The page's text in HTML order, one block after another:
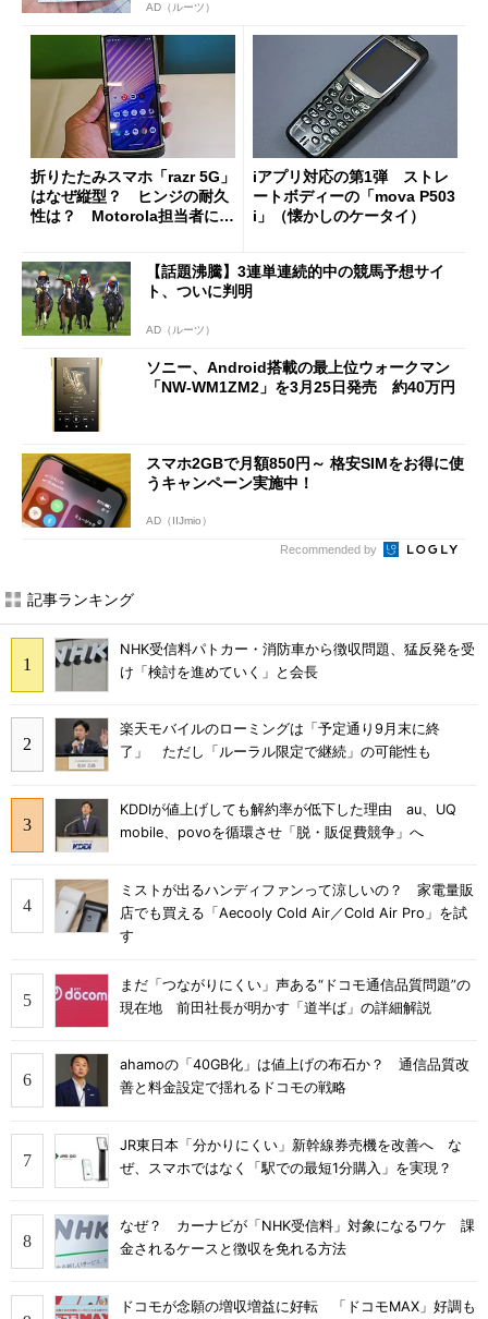
AD（ルーツ）
折りたたみスマホ「razr 5G」
はなぜ縦型？ ヒンジの耐久
性は？ Motorola担当者に聞
iアプリ対応の第1弾 ストレ
ートボディーの「mova P503
i」（懐かしのケータイ）
【話題沸騰】3連単連続的中の競馬予想サイ
ト、ついに判明
AD（ルーツ）
ソニー、Android搭載の最上位ウォークマン
「NW-WM1ZM2」を3月25日発売 約40万円
スマホ2GBで月額850円～ 格安SIMをお得に使
うキャンペーン実施中！
AD（IIJmio）
Recommended by
記事ランキング
NHK受信料パトカー・消防車から徴収問題、猛反発を受
け「検討を進めていく」と会長
楽天モバイルのローミングは「予定通り9月末に終
了」 ただし「ルーラル限定で継続」の可能性も
KDDIが値上げしても解約率が低下した理由 au、UQ
mobile、povoを循環させ「脱・販促費競争」へ
ミストが出るハンディファンって涼しいの？ 家電量販
店でも買える「Aecooly Cold Air／Cold Air Pro」を試
す
まだ「つながりにくい」声ある“ドコモ通信品質問題”の
現在地 前田社長が明かす「道半ば」の詳細解説
ahamoの「40GB化」は値上げの布石か？ 通信品質改
善と料金設定で揺れるドコモの戦略
JR東日本「分かりにくい」新幹線券売機を改善へ な
ぜ、スマホではなく「駅での最短1分購入」を実現？
なぜ？ カーナビが「NHK受信料」対象になるワケ 課
金されるケースと徴収を免れる方法
ドコモが念願の増収増益に好転 「ドコモMAX」好調も